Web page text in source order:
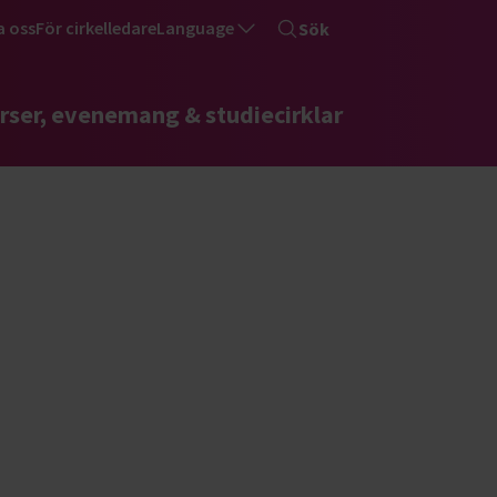
ossFör cirkelledareLanguage Sök
evenemang & studiecirklar